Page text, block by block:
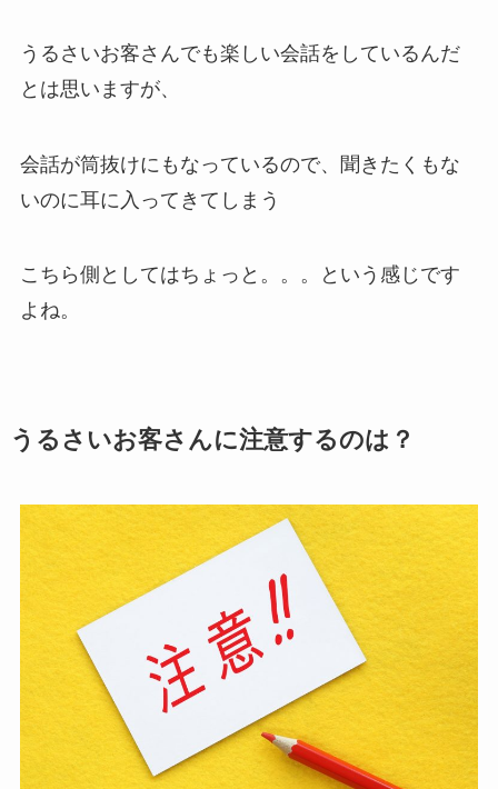
うるさいお客さんでも楽しい会話をしているんだ
とは思いますが、
会話が筒抜けにもなっているので、聞きたくもな
いのに耳に入ってきてしまう
こちら側としてはちょっと。。。という感じです
よね。
うるさいお客さんに注意するのは？